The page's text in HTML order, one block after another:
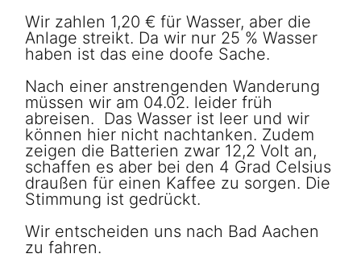
Wir zahlen 1,20 € für Wasser, aber die
Anlage streikt. Da wir nur 25 % Wasser
haben ist das eine doofe Sache.
Nach einer anstrengenden Wanderung
müssen wir am 04.02. leider früh
abreisen. Das Wasser ist leer und wir
können hier nicht nachtanken. Zudem
zeigen die Batterien zwar 12,2 Volt an,
schaffen es aber bei den 4 Grad Celsius
draußen für einen Kaffee zu sorgen. Die
Stimmung ist gedrückt.
Wir entscheiden uns nach Bad Aachen
zu fahren.